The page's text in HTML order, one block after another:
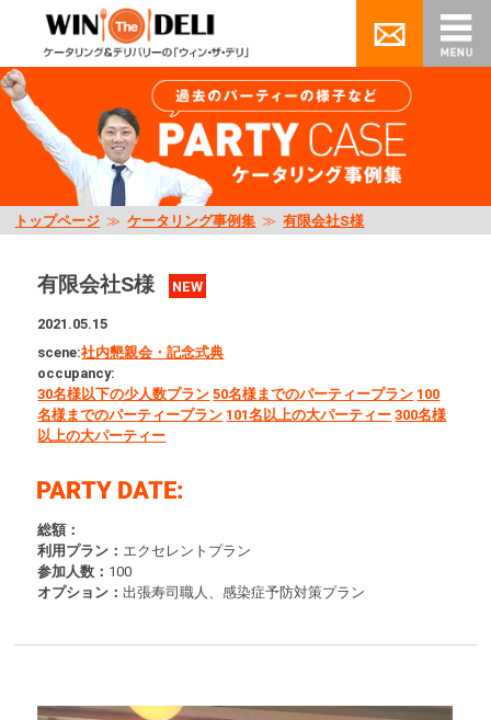
トップページ ≫ケータリング事例集 ≫有限会社S様
有限会社S様 NEW
2021.05.15
scene:社内懇親会・記念式典
occupancy:
30名様以下の少人数プラン 50名様までのパーティープラン 100
名様までのパーティープラン 101名以上の大パーティー 300名様
以上の大パーティー
総額：
利用プラン： エクセレントプラン
参加人数： 100
オプション：出張寿司職人、感染症予防対策プラン